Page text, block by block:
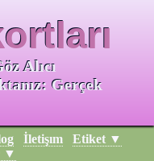
Alıcı
Gerçek
İletişım
Etiket ▼
▼